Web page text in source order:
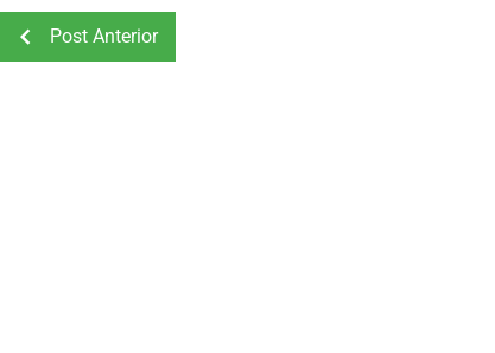
Post Anterior